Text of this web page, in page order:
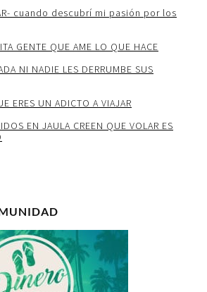
cuando descubrí mi pasión por los
GENTE QUE AME LO QUE HACE
NI NADIE LES DERRUMBE SUS
ERES UN ADICTO A VIAJAR
EN JAULA CREEN QUE VOLAR ES